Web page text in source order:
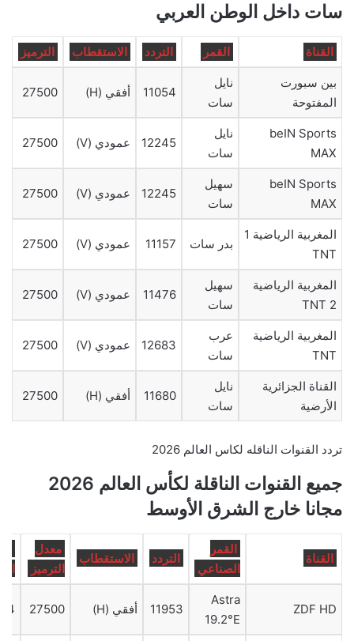
سات داخل الوطن العربي
القناة القمر التردد الاستقطاب الترميز
بين سبورت
المفتوحة
نايل
سات
11054 أفقي (H) 27500
beIN Sports
MAX
نايل
سات
12245 عمودي (V) 27500
beIN Sports
MAX
سهيل
سات
12245 عمودي (V) 27500
المغربية الرياضية 1
TNT
بدر سات 11157 عمودي (V) 27500
المغربية الرياضية
2 TNT
سهيل
سات
11476 عمودي (V) 27500
المغربية الرياضية
TNT
عرب
سات
12683 عمودي (V) 27500
القناة الجزائرية
الأرضية
نايل
سات
11680 أفقي (H) 27500
تردد القنوات الناقله لكاس العالم 2026
جميع القنوات الناقلة لكأس العالم 2026
مجانا خارج الشرق الأوسط
القناة
القمر
الصناعي
التردد الاستقطاب
معدل
الترميز
ZDF HD
Astra
19.2°E
11953 أفقي (H) 27500
4